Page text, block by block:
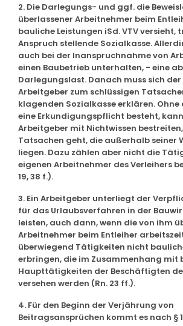
2. Die Darlegungs- und ggf. die
überlassener Arbeitnehmer beim
bauliche Leistungen iSd. VTV versieht,
Anspruch stellende Sozialkasse.
auch bei der Inanspruchnahme von
einen Baubetrieb unterhalten, - eine
Darlegungslast. Danach muss sich
Arbeitgeber zum schlüssigen
klagenden Sozialkasse erklären. Ohne
eine Erkundigungspflicht besteht,
Arbeitgeber mit Nichtwissen
Tatsachen geht, die außerhalb seiner
liegen. Dazu zählen aber nicht die
eigenen Arbeitnehmer des Verleihers
19, 38 f.).
3. Ein Arbeitgeber unterliegt der
für das Urlaubsverfahren in der
leisten, auch dann, wenn die von ihm
Arbeitnehmer beim Entleiher
überwiegend Tätigkeiten nicht
erbringen, die im Zusammenhang mit
Haupttätigkeiten der Beschäftigten
versehen werden (Rn. 23 ff.).
4. Für den Beginn der Verjährung von
Beitragsansprüchen kommt es nach §